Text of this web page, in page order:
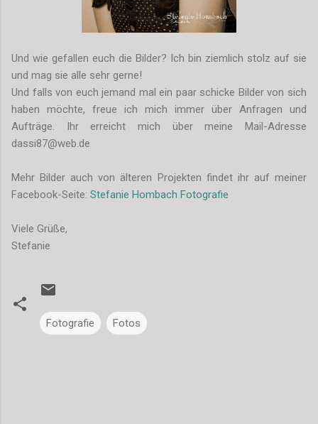
Und wie gefallen euch die Bilder? Ich bin ziemlich stolz auf sie
und mag sie alle sehr gerne!
Und falls von euch jemand mal ein paar schicke Bilder von sich
haben möchte, freue ich mich immer über Anfragen und
Aufträge. Ihr erreicht mich über meine Mail-Adresse
dassi87@web.de
Mehr Bilder auch von älteren Projekten findet ihr auf meiner
Facebook-Seite: Stefanie Hombach Fotografie
Viele Grüße,
Stefanie
Fotografie Fotos